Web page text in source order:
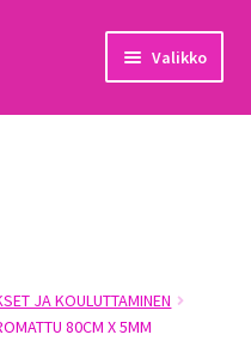
Valikko
JA KOULUTTAMINEN
80CM X 5MM